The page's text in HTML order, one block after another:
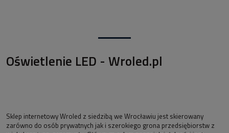
Oświetlenie LED - Wroled.pl
Sklep internetowy Wroled z siedzibą we Wrocławiu jest skierowany
zarówno do osób prywatnych jak i szerokiego grona przedsiębiorstw z